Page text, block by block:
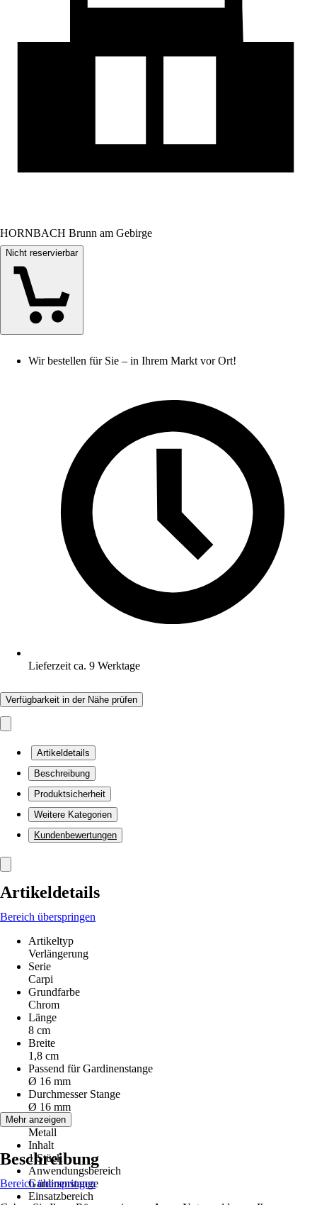
HORNBACH Brunn am Gebirge
Nicht reservierbar
Wir bestellen für Sie – in Ihrem Markt vor Ort!
Lieferzeit ca. 9 Werktage
Verfügbarkeit in der Nähe prüfen
Artikeldetails
Beschreibung
Produktsicherheit
Weitere Kategorien
Kundenbewertungen
Artikeldetails
Bereich überspringen
Artikeltyp
Verlängerung
Serie
Carpi
Grundfarbe
Chrom
Länge
8 cm
Breite
1,8 cm
Passend für Gardinenstange
Ø 16 mm
Durchmesser Stange
Ø 16 mm
Material
Metall
Inhalt
1 Stück
Anwendungsbereich
Gardinenstange
Einsatzbereich
Mehr anzeigen
Beschreibung
Bereich überspringen